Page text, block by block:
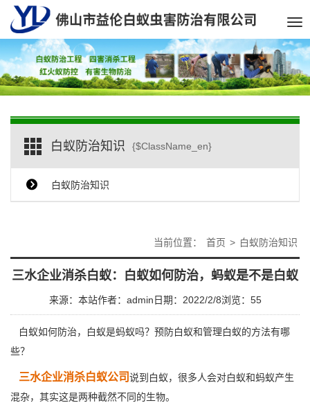
白蚁防治知识 {$ClassName_en}
白蚁防治知识
当前位置： 首页 > 白蚁防治知识
三水企业消杀白蚁：白蚁如何防治，蚂蚁是不是白蚁
来源：本站作者：admin 日期：2022/2/8浏览： 55
白蚁如何防治，白蚁是蚂蚁吗？预防白蚁和管理白蚁的方法有哪
些？
三水企业消杀白蚁公司说到白蚁，很多人会对白蚁和蚂蚁产生
混杂，其实这是两种截然不同的生物。